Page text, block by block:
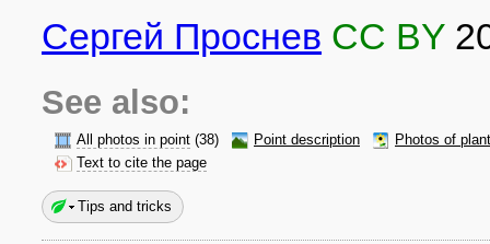
Сергей Проснев CC BY
See also:
All photos in point (38) Point description
Photos of
Text to cite the page
Tips and tricks